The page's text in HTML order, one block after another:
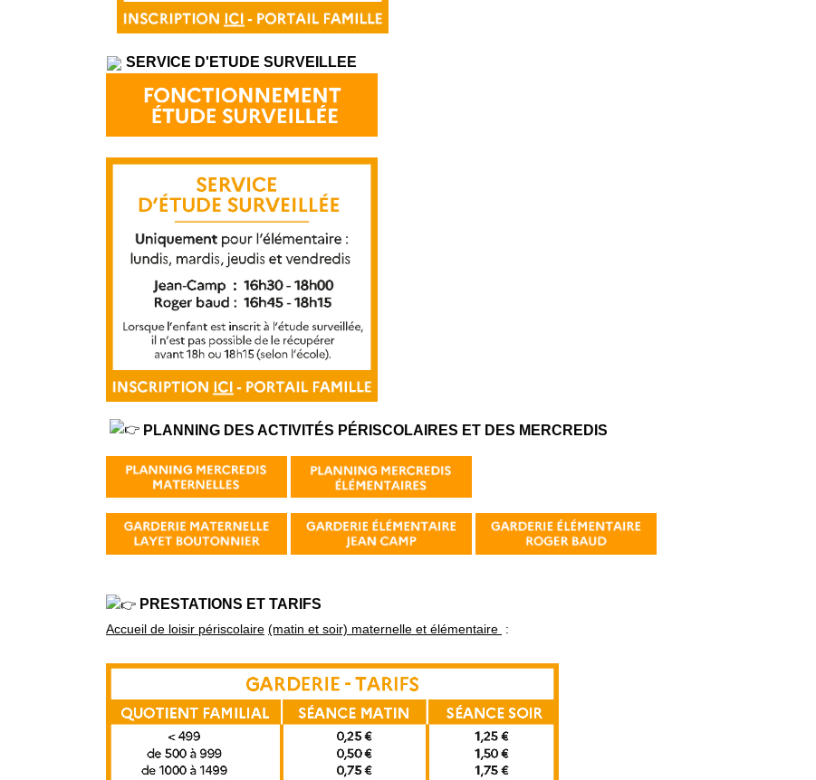
SERVICE D'ETUDE SURVEILLEE
PLANNING DES ACTIVITÉS PÉRISCOLAIRES ET DES MERCREDIS
PRESTATIONS ET TARIFS
Accueil de loisir périscolaire (matin et soir) maternelle et élémentaire :